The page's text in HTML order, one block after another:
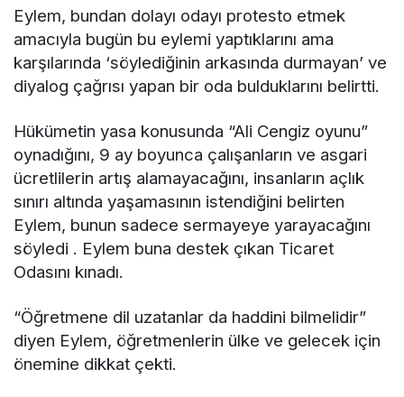
Eylem, bundan dolayı odayı protesto etmek
amacıyla bugün bu eylemi yaptıklarını ama
karşılarında ‘söylediğinin arkasında durmayan’ ve
diyalog çağrısı yapan bir oda bulduklarını belirtti.
Hükümetin yasa konusunda “Ali Cengiz oyunu”
oynadığını, 9 ay boyunca çalışanların ve asgari
ücretlilerin artış alamayacağını, insanların açlık
sınırı altında yaşamasının istendiğini belirten
Eylem, bunun sadece sermayeye yarayacağını
söyledi . Eylem buna destek çıkan Ticaret
Odasını kınadı.
“Öğretmene dil uzatanlar da haddini bilmelidir”
diyen Eylem, öğretmenlerin ülke ve gelecek için
önemine dikkat çekti.